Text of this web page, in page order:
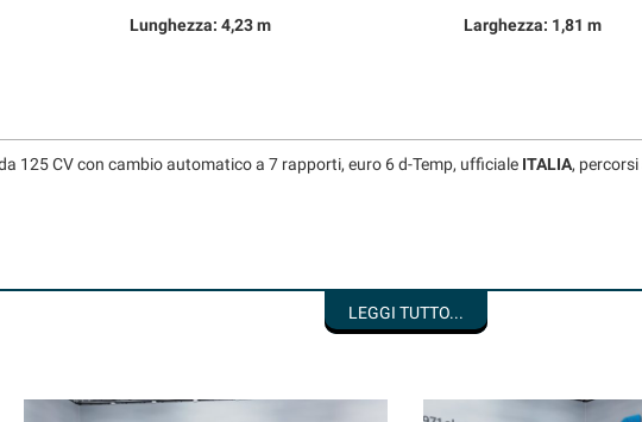
Lunghezza: 4,23 m Larghezza: 1,81 m
125 CV con cambio automatico a 7 rapporti, euro 6 d-Temp, ufficiale ITALIA,
LEGGI TUTTO...